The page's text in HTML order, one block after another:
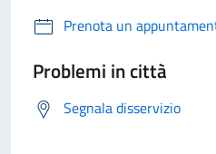
Prenota un
Problemi in città
Segnala disservizio